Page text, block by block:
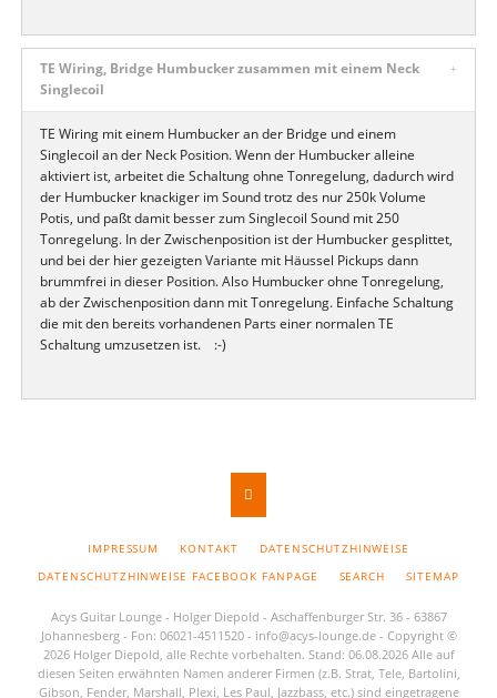
TE Wiring, Bridge Humbucker zusammen mit einem Neck
Singlecoil
TE Wiring mit einem Humbucker an der Bridge und einem
Singlecoil an der Neck Position. Wenn der Humbucker alleine
aktiviert ist, arbeitet die Schaltung ohne Tonregelung, dadurch wird
der Humbucker knackiger im Sound trotz des nur 250k Volume
Potis, und paßt damit besser zum Singlecoil Sound mit 250
Tonregelung. In der Zwischenposition ist der Humbucker gesplittet,
und bei der hier gezeigten Variante mit Häussel Pickups dann
brummfrei in dieser Position. Also Humbucker ohne Tonregelung,
ab der Zwischenposition dann mit Tonregelung. Einfache Schaltung
die mit den bereits vorhandenen Parts einer normalen TE
Schaltung umzusetzen ist. :-)
NAVIGATION
IMPRESSUM KONTAKT
DATENSCHUTZHINWEISE
DATENSCHUTZHINWEISE FACEBOOK FANPAGE
SEARCH SITEMAP
Acys Guitar Lounge - Holger Diepold - Aschaffenburger Str. 36 - 63867
Johannesberg - Fon: 06021-4511520 - info@acys-lounge.de- Copyright ©
2026 Holger Diepold, alle Rechte vorbehalten. Stand: 06.08.2026 Alle auf
diesen Seiten erwähnten Namen anderer Firmen (z.B. Strat, Tele, Bartolini,
Gibson, Fender, Marshall, Plexi, Les Paul, Jazzbass, etc.) sind eingetragene